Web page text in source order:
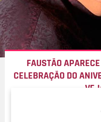
FAUSTÃO
CELEBRAÇÃO DO